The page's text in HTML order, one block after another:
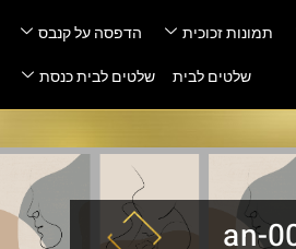
תמונות זכוכית הדפסה על קנבס
שלטים לבית
שלטים לבית כנסת